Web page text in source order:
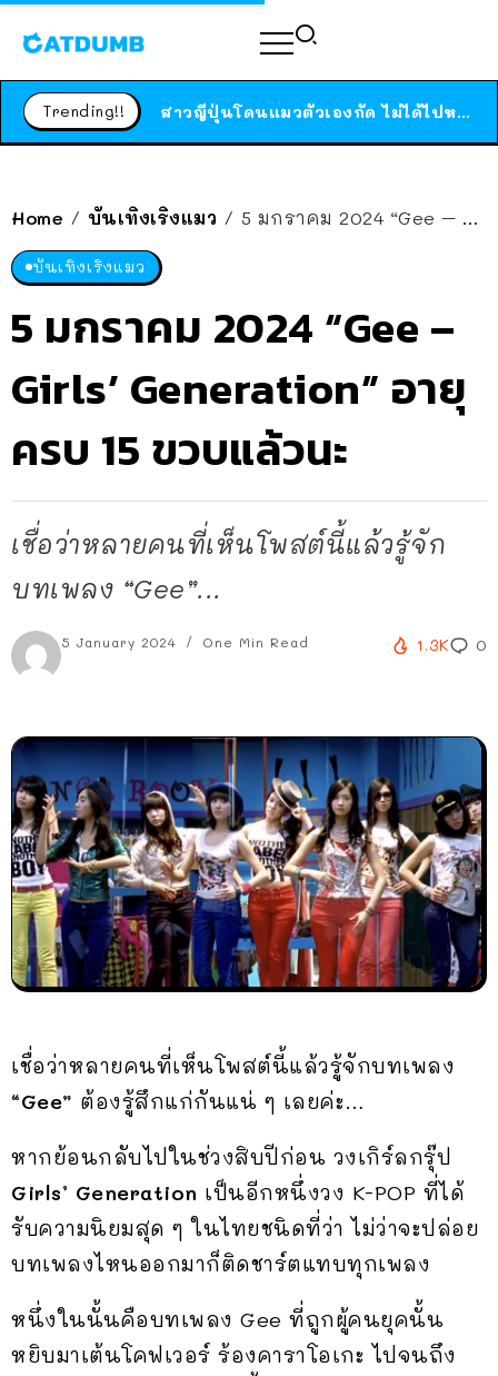
Trending!! ได้เวลาเด็กหนวดรวมตัว RF Online Next เปิดให้เล่นแล้ว เกม Sci-Fi MMORPG ระดับตำนาน เล่นได้ทั้งมือถือและ PC
Home / บันเทิงเริงแมว / 5 มกราคม 2024 “Gee – Girls’ Generation” อายุครบ 15 ขวบแล้วนะ
บันเทิงเริงแมว
5 มกราคม 2024 “Gee –
Girls’ Generation” อายุ
ครบ 15 ขวบแล้วนะ
เชื่อว่าหลายคนที่เห็นโพสต์นี้แล้วรู้จัก
บทเพลง “Gee”...
5 January 2024 One Min Read 1.3K 0
เชื่อว่าหลายคนที่เห็นโพสต์นี้แล้วรู้จักบทเพลง
“Gee” ต้องรู้สึกแก่กันแน่ ๆ เลยค่ะ…
หากย้อนกลับไปในช่วงสิบปีก่อน วงเกิร์ลกรุ๊ป
Girls’ Generation เป็นอีกหนึ่งวง K-POP ที่ได้
รับความนิยมสุด ๆ ในไทยชนิดที่ว่า ไม่ว่าจะปล่อย
บทเพลงไหนออกมาก็ติดชาร์ตแทบทุกเพลง
หนึ่งในนั้นคือบทเพลง Gee ที่ถูกผู้คนยุคนั้น
หยิบมาเต้นโคฟเวอร์ ร้องคาราโอเกะ ไปจนถึง